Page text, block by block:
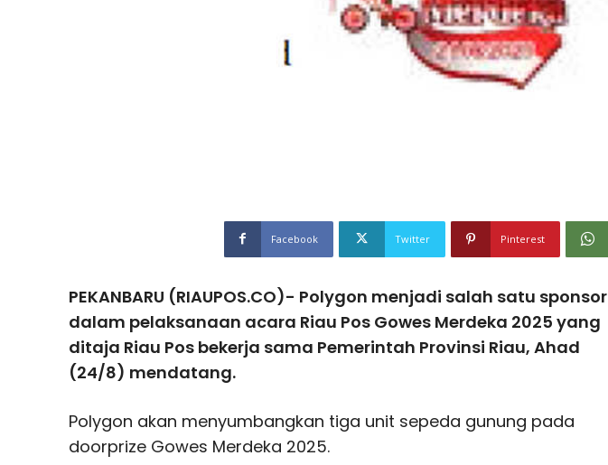
Facebook Twitter Pinterest
PEKANBARU (RIAUPOS.CO)- Polygon menjadi salah satu sponsor
dalam pelaksanaan acara Riau Pos Gowes Merdeka 2025 yang
ditaja Riau Pos bekerja sama Pemerintah Provinsi Riau, Ahad
(24/8) mendatang.
Polygon akan menyumbangkan tiga unit sepeda gunung pada
doorprize Gowes Merdeka 2025.